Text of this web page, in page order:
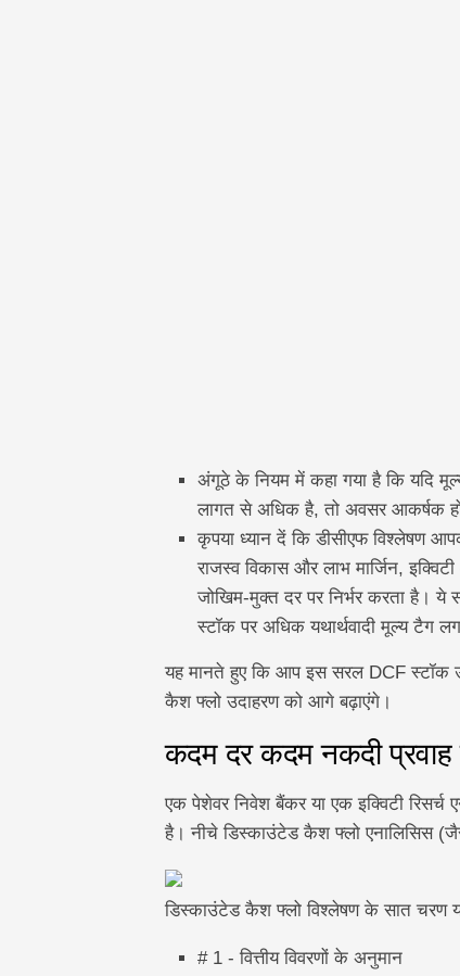
अंगूठे के नियम में कहा गया है कि यदि
लागत से अधिक है, तो अवसर आकर्षक
कृपया ध्यान दें कि डीसीएफ विश्लेषण
राजस्व विकास और लाभ मार्जिन,
जोखिम-मुक्त दर पर निर्भर करता है।
स्टॉक पर अधिक यथार्थवादी मूल्य टैग
यह मानते हुए कि आप इस सरल DCF स्टॉक
कैश फ्लो उदाहरण को आगे बढ़ाएंगे।
कदम दर कदम नकदी प्रवाह
एक पेशेवर निवेश बैंकर या एक इक्विटी
है। नीचे डिस्काउंटेड कैश फ्लो एनालिसिस
डिस्काउंटेड कैश फ्लो विश्लेषण के सात चरण
# 1 - वित्तीय विवरणों के अनुमान